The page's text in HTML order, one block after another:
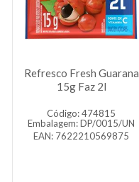
Refresco Fresh Guarana
15g Faz 2l
Código: 474815
Embalagem: DP/0015/UN
EAN: 7622210569875